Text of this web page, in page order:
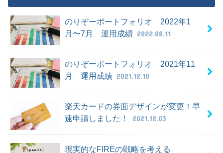
のりぞーポートフォリオ 2022年1
月〜7月 運用成績 2022.08.11
のりぞーポートフォリオ 2021年11
月 運用成績 2021.12.10
楽天カードの券面デザインが変更！早
速申請しました！
2021.12.03
現実的なFIREの戦略を考える